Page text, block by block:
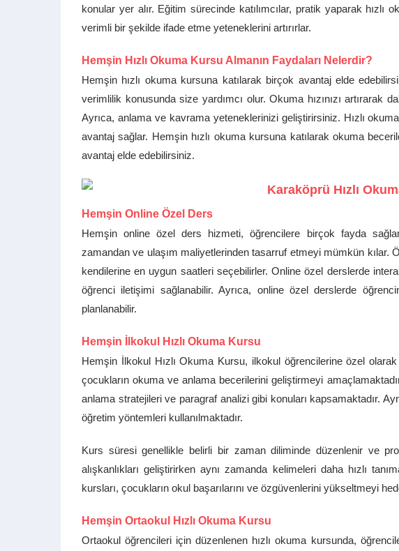
konular yer alır. Eğitim sürecinde katılımcılar, pratik yaparak hızlı
verimli bir şekilde ifade etme yeteneklerini artırırlar.
Hemşin Hızlı Okuma Kursu Almanın Faydaları Nelerdir?
Hemşin hızlı okuma kursuna katılarak birçok avantaj elde
verimlilik konusunda size yardımcı olur. Okuma hızınızı artırarak
Ayrıca, anlama ve kavrama yeteneklerinizi geliştirirsiniz. Hızlı
avantaj sağlar. Hemşin hızlı okuma kursuna katılarak okuma
avantaj elde edebilirsiniz.
Hemşin Online Özel Ders
Hemşin online özel ders hizmeti, öğrencilere birçok fayda
zamandan ve ulaşım maliyetlerinden tasarruf etmeyi mümkün kılar.
kendilerine en uygun saatleri seçebilirler. Online özel derslerde
öğrenci iletişimi sağlanabilir. Ayrıca, online özel derslerde
planlanabilir.
Hemşin İlkokul Hızlı Okuma Kursu
Hemşin İlkokul Hızlı Okuma Kursu, ilkokul öğrencilerine özel
çocukların okuma ve anlama becerilerini geliştirmeyi
anlama stratejileri ve paragraf analizi gibi konuları kapsamaktadır.
öğretim yöntemleri kullanılmaktadır.
Kurs süresi genellikle belirli bir zaman diliminde düzenlenir ve
alışkanlıkları geliştirirken aynı zamanda kelimeleri daha hızlı
kursları, çocukların okul başarılarını ve özgüvenlerini yükseltmeyi
Hemşin Ortaokul Hızlı Okuma Kursu
Ortaokul öğrencileri için düzenlenen hızlı okuma kursunda,